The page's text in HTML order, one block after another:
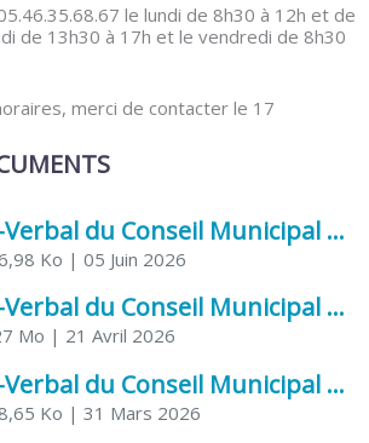
le lundi de 8h30 à 12h et de
de 13h30 à 17h et le vendredi de 8h30
merci de contacter le 17
Procès-Verbal du Conseil Municipal du 5 juin 2026
Ko | 05 Juin 2026
Procès-Verbal du Conseil Municipal du 21 avril 2026
Mo | 21 Avril 2026
Procès-Verbal du Conseil Municipal du 31 mars 2026
Ko | 31 Mars 2026